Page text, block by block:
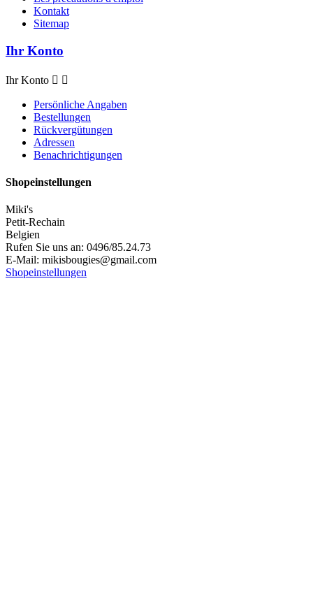
Kontakt
Sitemap
Ihr Konto
Ihr Konto  
Persönliche Angaben
Bestellungen
Rückvergütungen
Adressen
Benachrichtigungen
Shopeinstellungen
Miki's
Petit-Rechain
Belgien
Rufen Sie uns an: 0496/85.24.73
E-Mail: mikisbougies@gmail.com
Shopeinstellungen